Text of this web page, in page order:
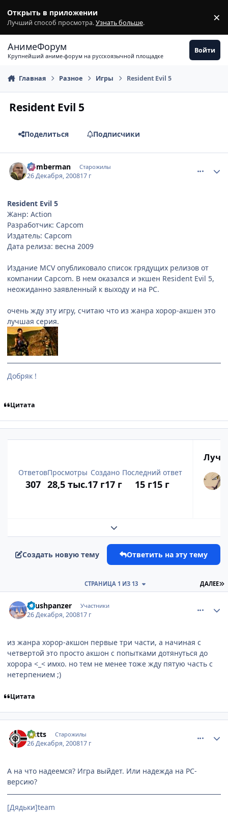
Открыть в приложении
Лучший способ просмотра.Узнать больше. ×
АнимеФорум
Крупнейший аниме-форум на русскоязычной площадке
Войти
Главная Разное Игры Resident Evil 5
Resident Evil 5
Поделиться Подписчики
Bomberman Старожилы
26 Декабря, 200817 г
Resident Evil 5
Жанр: Action
Разработчик: Capcom
Издатель: Capcom
Дата релиза: весна 2009
Издание MCV опубликовало список грядущих релизов от
компании Capcom. В нем оказался и экшен Resident Evil 5,
неожиданно заявленный к выходу и на РС.
очень жду эту игру, считаю что из жанра хорор-акшен это
лучшая серия.
Добряк !
Цитата
Ответов
307
Просмотры
28,5 тыс.
Создано
17 г17 г
Последний ответ
15 г15 г
Развернуть обзор темы
Создать новую тему Ответить на эту тему
ДАЛЕЕ
СТРАНИЦА 1 ИЗ 13
shushpanzer Участники
26 Декабря, 200817 г
из жанра хорор-акшон первые три части, а начиная с
четвертой это просто акшон с попытками дотянуться до
хорора <_< имхо. но тем не менее тоже жду пятую часть с
нетерпением ;)
Цитата
Gutts Старожилы
26 Декабря, 200817 г
А на что надеемся? Игра выйдет. Или надежда на РС-
версию?
[Дядьки]team